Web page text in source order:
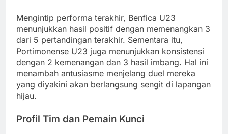
Mengintip performa terakhir, Benfica U23
menunjukkan hasil positif dengan memenangkan 3
dari 5 pertandingan terakhir. Sementara itu,
Portimonense U23 juga menunjukkan konsistensi
dengan 2 kemenangan dan 3 hasil imbang. Hal ini
menambah antusiasme menjelang duel mereka
yang diyakini akan berlangsung sengit di lapangan
hijau.
Profil Tim dan Pemain Kunci